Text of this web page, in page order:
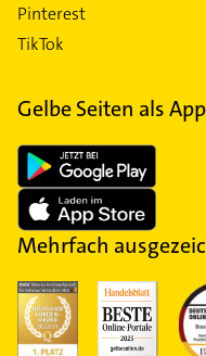
Pinterest
TikTok
Gelbe Seiten als App
Mehrfach